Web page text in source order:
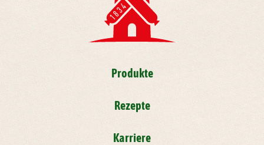
Produkte
Rezepte
Karriere